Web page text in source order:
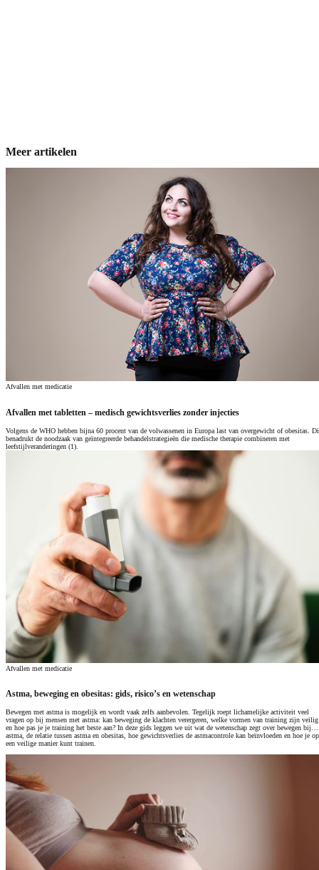
Meer artikelen
Afvallen met medicatie
Afvallen met tabletten – medisch gewichtsverlies zonder injecties
Volgens de WHO hebben bijna 60 procent van de volwassenen in Europa last van overgewicht of obesitas.
benadrukt de noodzaak van geïntegreerde behandelstrategieën die medische therapie combineren met
leefstijlveranderingen (1).
Afvallen met medicatie
Astma, beweging en obesitas: gids, risico’s en wetenschap
Bewegen met astma is mogelijk en wordt vaak zelfs aanbevolen. Tegelijk roept lichamelijke activiteit veel
vragen op bij mensen met astma: kan beweging de klachten verergeren, welke vormen van training zijn veilig
en hoe pas je je training het beste aan? In deze gids leggen we uit wat de wetenschap zegt over bewegen bij
astma, de relatie tussen astma en obesitas, hoe gewichtsverlies de astmacontrole kan beïnvloeden en hoe je op
een veilige manier kunt trainen.